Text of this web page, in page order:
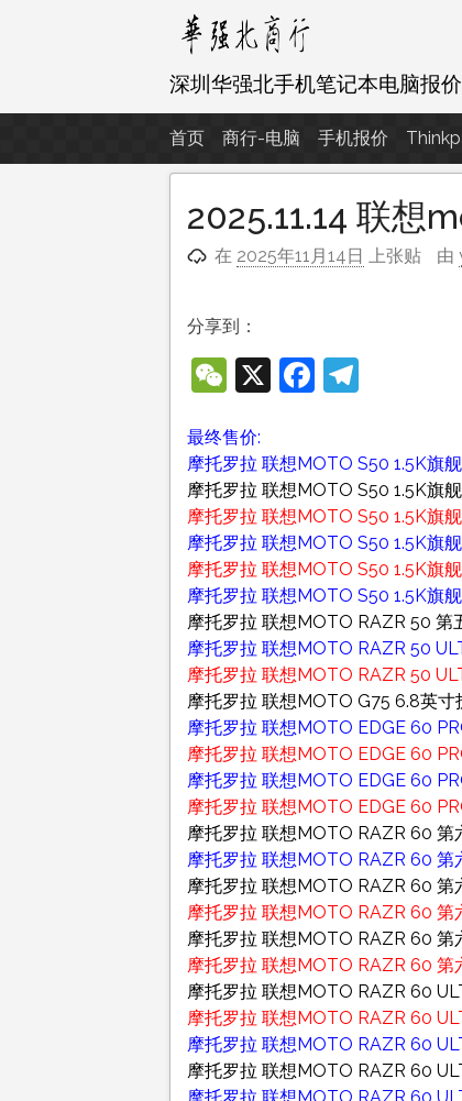
内
深圳华强北手机笔记本电脑报
首页 商行-电脑 手机报价
2025.11.14 联想
在 2025年11月14日 上张贴 由
分享到：
WeChat
X Facebook
最终售价:
摩托罗拉 联想MOTO S50 1.5K旗
摩托罗拉 联想MOTO S50 1.5K旗
摩托罗拉 联想MOTO S50 1.5K旗
摩托罗拉 联想MOTO S50 1.5K旗
摩托罗拉 联想MOTO S50 1.5K旗
摩托罗拉 联想MOTO S50 1.5K旗
摩托罗拉 联想MOTO RAZR 50 第
摩托罗拉 联想MOTO RAZR 50
摩托罗拉 联想MOTO RAZR 50
摩托罗拉 联想MOTO G75 6.8英
摩托罗拉 联想MOTO EDGE 60
摩托罗拉 联想MOTO EDGE 60
摩托罗拉 联想MOTO EDGE 60
摩托罗拉 联想MOTO EDGE 60
摩托罗拉 联想MOTO RAZR 60
摩托罗拉 联想MOTO RAZR 60 第
摩托罗拉 联想MOTO RAZR 60 第
摩托罗拉 联想MOTO RAZR 60 第
摩托罗拉 联想MOTO RAZR 60 第
摩托罗拉 联想MOTO RAZR 60 第
摩托罗拉 联想MOTO RAZR 60
摩托罗拉 联想MOTO RAZR 60
摩托罗拉 联想MOTO RAZR 60
摩托罗拉 联想MOTO RAZR 60